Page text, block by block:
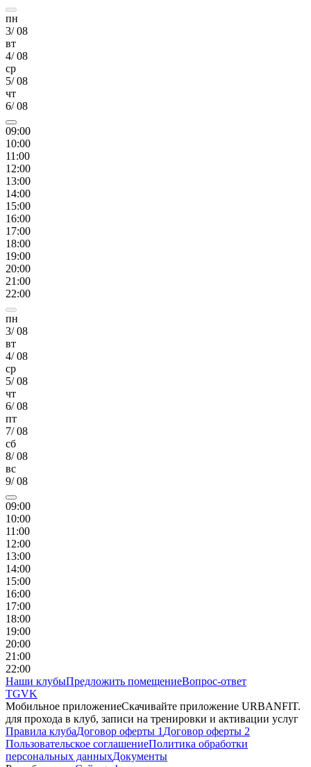
пн
3/08
вт
4/08
ср
5/08
чт
6/08
09:00
10:00
11 :00
12:00
13:00
14:00
15:00
16:00
17:00
18:00
19:00
20:00
21 :00
22:00
пн
3/08
вт
4/08
ср
5/08
чт
6/08
пт
7/08
сб
8/08
вс
9/08
09:00
10:00
11 :00
12:00
13:00
14:00
15:00
16:00
17:00
18:00
19:00
20:00
21 :00
22:00
Наши клубыПредложить помещениеВопрос-ответ
TGVK
Мобильное приложениеСкачивайте приложение URBANFIT.
для прохода в клуб, записи на тренировки и активации услуг
Правила клубаДоговор оферты 1 Договор оферты 2
Пользовательское соглашениеПолитика обработки
персональных данныхДокументы